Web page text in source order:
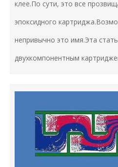
клее.По сути, это все
эпоксидного
непривычно это имя.Эта
двухкомпонентным